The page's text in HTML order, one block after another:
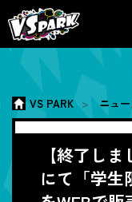
VS PARK ニュ
【終了し
にて「学生